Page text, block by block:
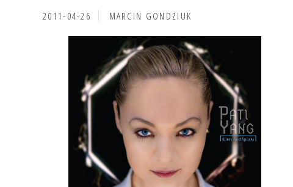
2011-04-26 MARCIN GONDZIUK